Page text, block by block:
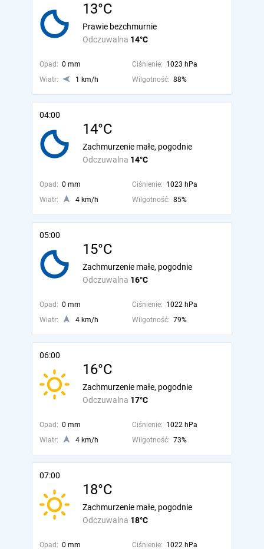
13°C
Odczuwalna 14°C
Prawie bezchmurnie
Opad: 0 mm Ciśnienie: 1023 hPa
Wiatr:
1 km/h Wilgotność: 88%
04:00
14°C
Odczuwalna 14°C
Zachmurzenie małe, pogodnie
Opad: 0 mm Ciśnienie: 1023 hPa
Wiatr:
4 km/h Wilgotność: 85%
05:00
15°C
Odczuwalna 16°C
Zachmurzenie małe, pogodnie
Opad: 0 mm Ciśnienie: 1022 hPa
Wiatr:
4 km/h Wilgotność: 79%
06:00
16°C
Odczuwalna 17°C
Zachmurzenie małe, pogodnie
Opad: 0 mm Ciśnienie: 1022 hPa
Wiatr:
4 km/h Wilgotność: 73%
07:00
18°C
Odczuwalna 18°C
Zachmurzenie małe, pogodnie
Opad: 0 mm Ciśnienie: 1022 hPa